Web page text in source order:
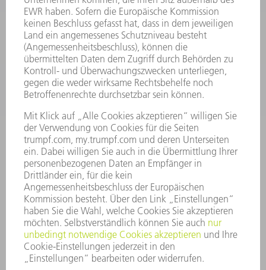
SOFTWARE
SERVICES
ANWENDUNGEN
BRANCHEN
UNTERNEHMEN
KARRIERE
STELLENANGEBOTE
UNTERNEHMENSPROFIL
GESCHÄFTSBERICHT
UNTERNEHMENSGRUNDSÄTZE
COMPLIANCE
HINWEISGEBERSYSTEM
SECURITY
PRESSEMITTEILUNGEN
MAGAZINE
LIEFERANTEN
NACHHALTIGKEIT
UMWELT & KLIMA
SOZIALES & GESELLSCHAFT
UNTERNEHMENSFÜHRUNG